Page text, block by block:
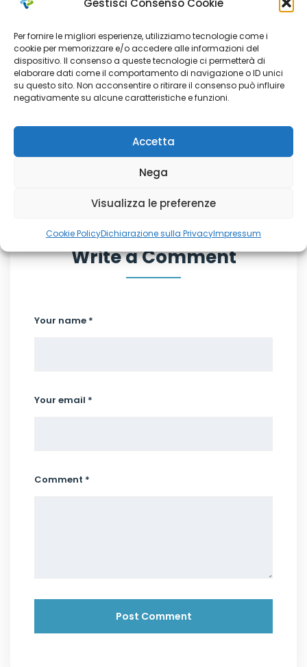
Per fornire le migliori esperienze, utilizziamo tecnologie come i
cookie per memorizzare e/o accedere alle informazioni del
dispositivo. Il consenso a queste tecnologie ci permetterà di
elaborare dati come il comportamento di navigazione o ID unici
su questo sito. Non acconsentire o ritirare il consenso può influire
negativamente su alcune caratteristiche e funzioni.
Accetta
Nega
Visualizza le preferenze
Cookie PolicyDichiarazione sulla PrivacyImpressum
Ott 26, 2023
Selezione n. 4 Educatori
Professionali: graduatoria finale
Write a Comment
Your name *
Your email *
Comment *